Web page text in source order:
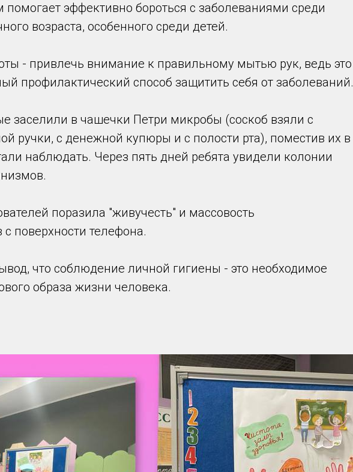
эффективно бороться с заболеваниями среди
возраста, особенного среди детей.
- привлечь внимание к правильному мытью рук, ведь это
профилактический способ защитить себя от заболеваний.
заселили в чашечки Петри микробы (соскоб взяли с
ручки, с денежной купюры и с полости рта), поместив их в
наблюдать. Через пять дней ребята увидели колонии
поразила "живучесть" и массовость
поверхности телефона.
что соблюдение личной гигиены - это необходимое
образа жизни человека.